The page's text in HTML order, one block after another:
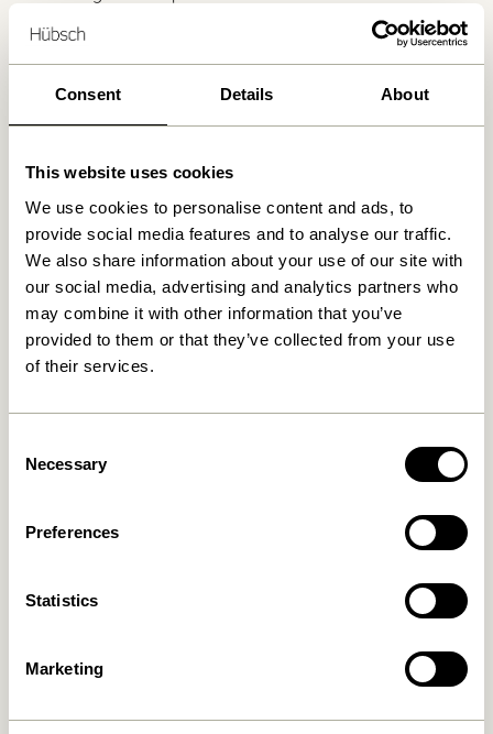
Consent Details About
This website uses cookies
We use cookies to personalise content and ads, to
provide social media features and to analyse our traffic.
We also share information about your use of our site with
our social media, advertising and analytics partners who
may combine it with other information that you’ve
provided to them or that they’ve collected from your use
of their services.
Selection
Necessary
Preferences
Statistics
Marketing
Produits similaires
469,00kr.
Ajouter au panier